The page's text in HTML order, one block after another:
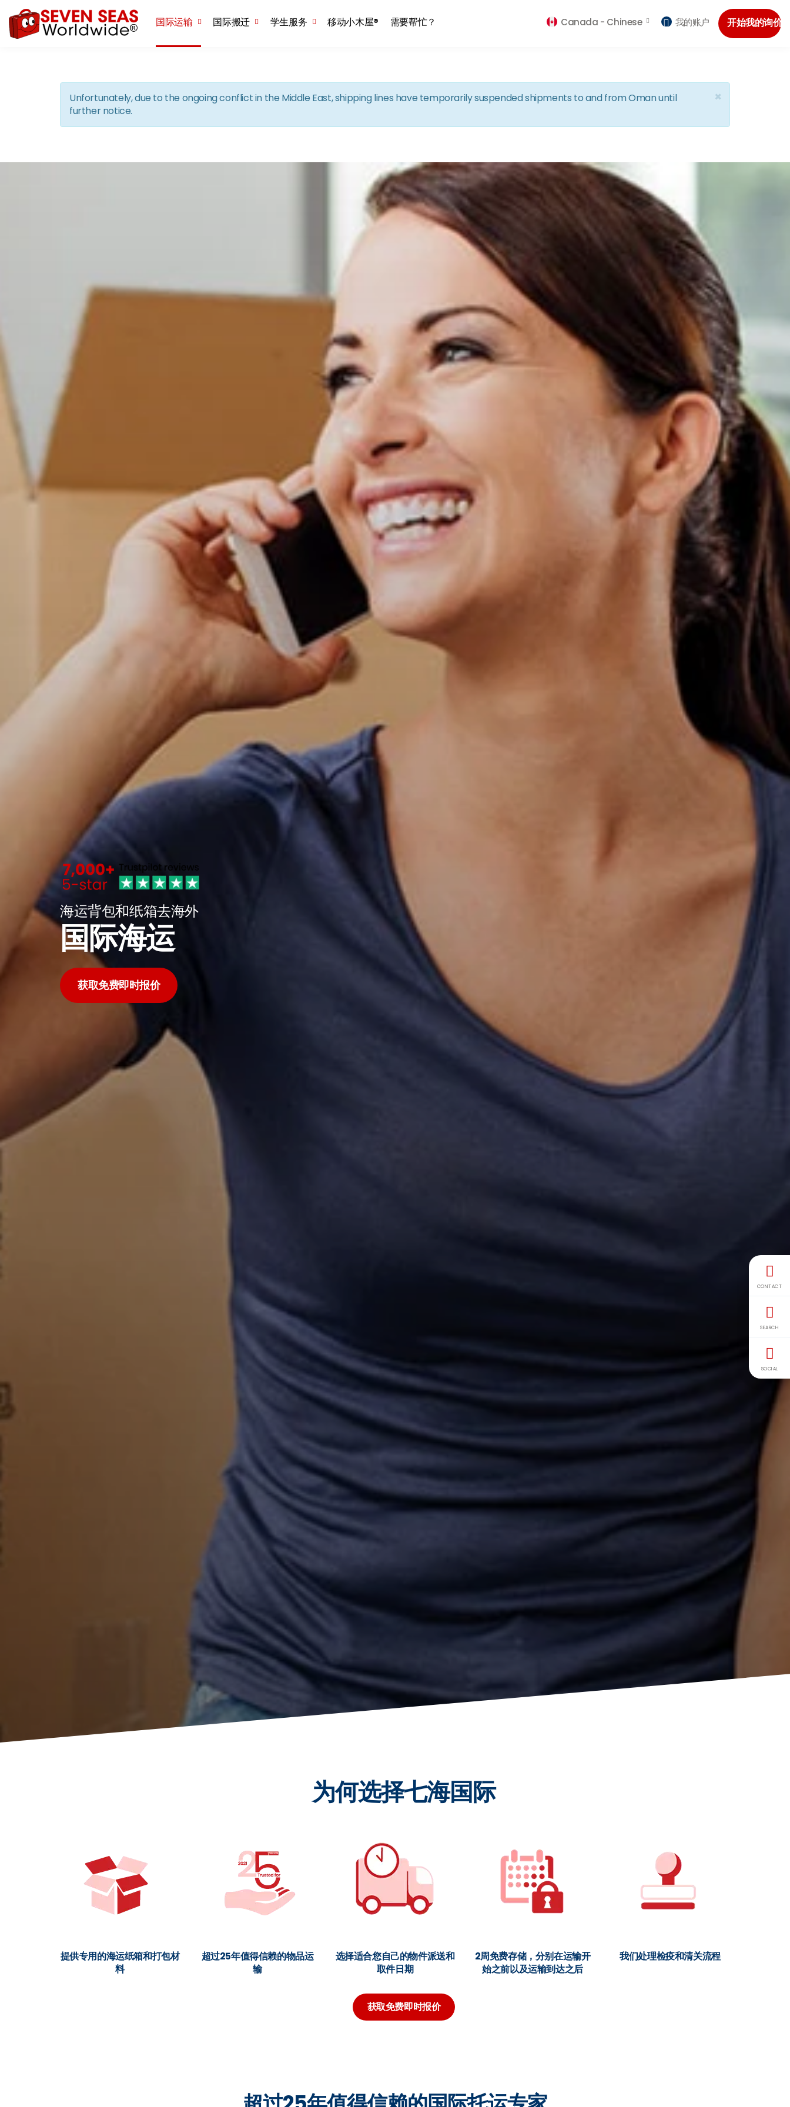
开始我的询价
Canada - Chinese 我的账户
国际运输 国际搬迁 学生服务 移动小木屋® 需要帮忙？
×
Unfortunately, due to the ongoing conflict in the Middle East, shipping lines have temporarily suspended shipments to and from Oman until
further notice.
海运背包和纸箱去海外
国际海运
获取免费即时报价
为何选择七海国际
提供专用的海运纸箱和打包材
料
超过25年值得信赖的物品运
输
选择适合您自己的物件派送和
取件日期
2周免费存储，分别在运输开
始之前以及运输到达之后
我们处理检疫和清关流程
获取免费即时报价
CONTACT
SEARCH
SOCIAL